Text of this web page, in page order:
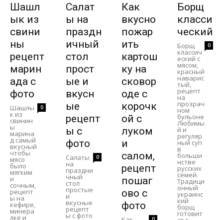
Шашл
ык из
свини
ны
рецепт
марин
ада с
фото
0
Шашлы
к из
свинин
ы
марина
д самый
вкусный
чтобы
мясо
было
мягким
и
сочным,
рецепт
ы на
кефире,
минера
лке и
Салат
ы на
праздн
ичный
стол
прост
ые и
вкусн
ые
рецепт
ы с
фото
0
Салаты
на
праздни
чный
стол
простые
и
вкусные
рецепт
ы с фото
Как
вкусно
пожар
ить
картош
ку на
сковор
оде с
корочк
ой с
луком
и
салом,
рецепт
пошаг
ово с
фото
Борщ
класси
ческий
0
Борщ
классич
еский с
мясом,
красный
наварис
тый,
рецепт
на
прозрач
ном
бульоне
Любимы
й и
регуляр
ный суп
в
больши
нстве
русских
семей.
Традици
онный
украинс
кий
борщ
готовит